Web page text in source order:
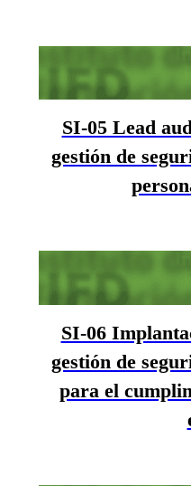
SI-05 Lead
gestión de
SI-06
gestión de
para el